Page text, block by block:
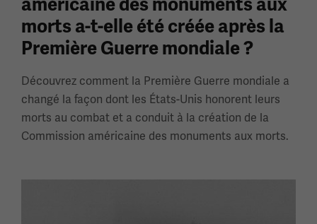
morts a-t-elle été créée après la
Première Guerre mondiale ?
Découvrez comment la Première Guerre mondiale a
changé la façon dont les États-Unis honorent leurs
morts au combat et a conduit à la création de la
Commission américaine des monuments aux morts.